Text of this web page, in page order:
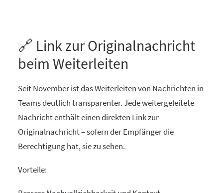
🔗 Link zur Originalnachricht
beim Weiterleiten
Seit November ist das Weiterleiten von Nachrichten in
Teams deutlich transparenter. Jede weitergeleitete
Nachricht enthält einen direkten Link zur
Originalnachricht – sofern der Empfänger die
Berechtigung hat, sie zu sehen.
Vorteile: